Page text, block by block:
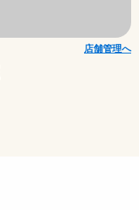
店舗管理へ